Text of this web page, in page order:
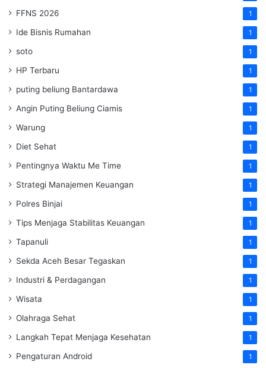
FFNS 2026 1
Ide Bisnis Rumahan 1
soto 1
HP Terbaru 1
puting beliung Bantardawa 1
Angin Puting Beliung Ciamis 1
Warung 1
Diet Sehat 1
Pentingnya Waktu Me Time 1
Strategi Manajemen Keuangan 1
Polres Binjai 1
Tips Menjaga Stabilitas Keuangan 1
Tapanuli 1
Sekda Aceh Besar Tegaskan 1
Industri & Perdagangan 1
Wisata 1
Olahraga Sehat 1
Langkah Tepat Menjaga Kesehatan 1
Pengaturan Android 1